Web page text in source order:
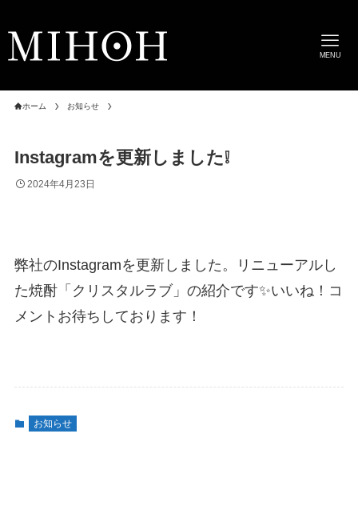
MENU
ホーム お知らせ
Instagramを更新しました❕
2024年4月23日
弊社のInstagramを更新しました。リニューアルし
た焼酎「クリスタルラブ」の紹介です✨いいね！コ
メントお待ちしております！
お知らせ